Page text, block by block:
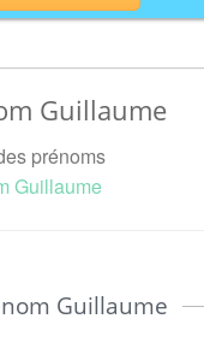
Guillaume
prénoms
Guillaume
Guillaume